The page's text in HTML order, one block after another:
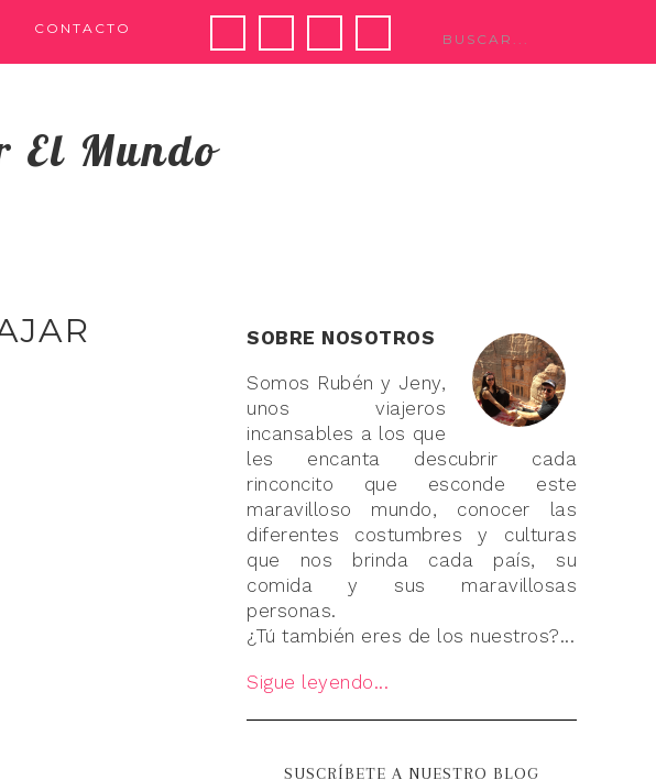
CONTACTO
El Mundo
SOBRE NOSOTROS
Somos Rubén y Jeny,
unos viajeros
incansables a los que
les encanta descubrir cada
rinconcito que esconde este
maravilloso mundo, conocer las
diferentes costumbres y culturas
que nos brinda cada país, su
comida y sus maravillosas
personas.
¿Tú también eres de los nuestros?...
Sigue leyendo...
SUSCRÍBETE A NUESTRO BLOG